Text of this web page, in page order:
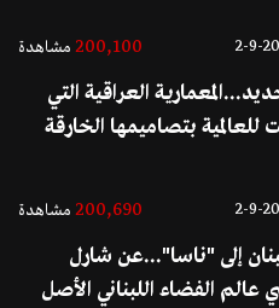
2-9-
200,100 مشاهدة
العراقية التي
بتصاميمها الخارقة
2-9-
200,690 مشاهدة
إلى "ناسا"...عن شارل
عالم الفضاء اللبناني الأصل